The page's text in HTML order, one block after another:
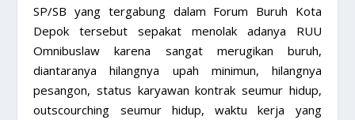
SP/SB yang tergabung dalam Forum Buruh Kota
Depok tersebut sepakat menolak adanya RUU
Omnibuslaw karena sangat merugikan buruh,
diantaranya hilangnya upah minimun, hilangnya
pesangon, status karyawan kontrak seumur hidup,
outscourching seumur hidup, waktu kerja yang